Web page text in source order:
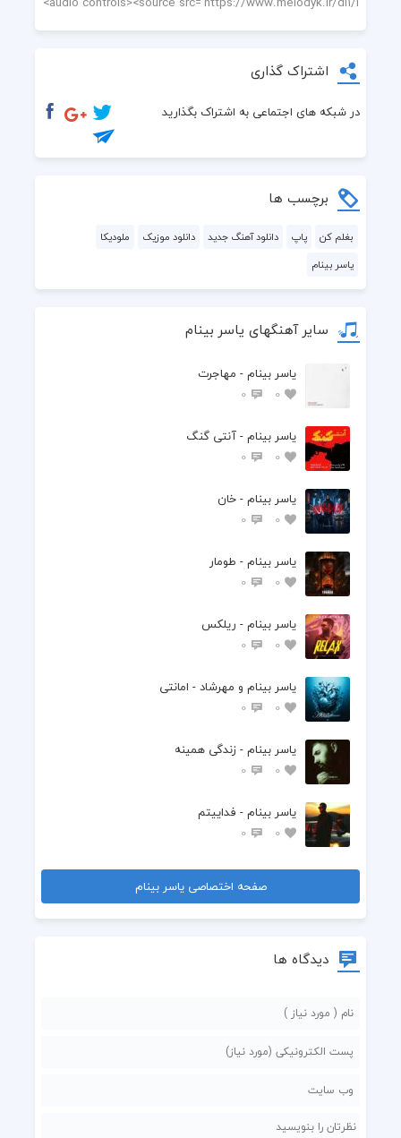
اشتراک گذاری
در شبکه های اجتماعی به اشتراک بگذارید
برچسب ها
بغلم کن پاپ دانلود آهنگ جدید دانلود موزیک
ملودیکا
یاسر بینام
سایر آهنگهای یاسر بینام
یاسر بینام - مهاجرت
0
0
یاسر بینام - آنتی گنگ
0
0
یاسر بینام - خان
0
0
یاسر بینام - طومار
0
0
یاسر بینام - ریلکس
0
0
یاسر بینام و مهرشاد - امانتی
0
0
یاسر بینام - زندگی همینه
0
0
یاسر بینام - فداییتم
0
0
صفحه اختصاصی یاسر بینام
دیدگاه ها